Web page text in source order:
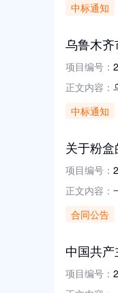
中标通知
乌鲁木
项目编号：
正文内容：
中标通知
关于粉
项目编号：
正文内容：
合同公告
中国共
项目编号：